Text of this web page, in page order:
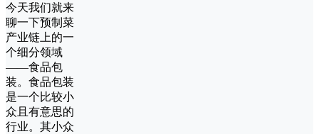
今天我们就来
聊一下预制菜
产业链上的一
个细分领域
——食品包
装。食品包装
是一个比较小
众且有意思的
行业。其小众